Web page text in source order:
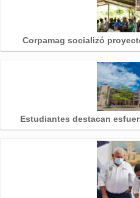
Corpamag socializó
Estudiantes destacan